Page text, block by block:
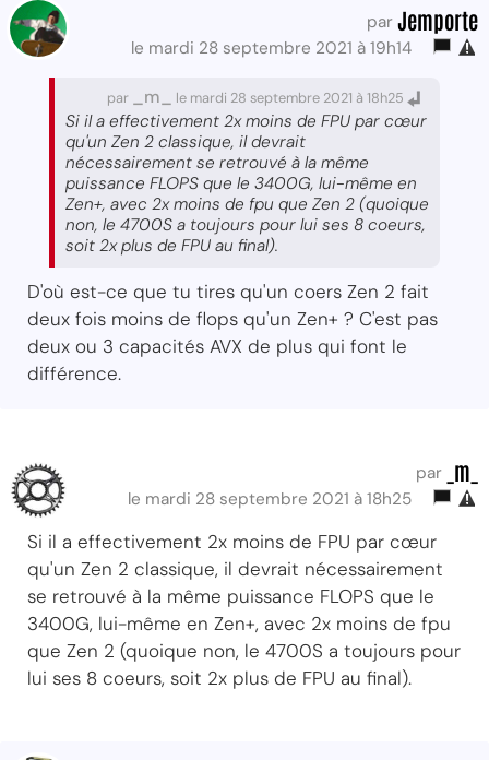
par Jemporte
le mardi 28 septembre 2021 à 19h14
par _m_ le mardi 28 septembre 2021 à 18h25
Si il a effectivement 2x moins de FPU par cœur
qu'un Zen 2 classique, il devrait
nécessairement se retrouvé à la même
puissance FLOPS que le 3400G, lui-même en
Zen+, avec 2x moins de fpu que Zen 2 (quoique
non, le 4700S a toujours pour lui ses 8 coeurs,
soit 2x plus de FPU au final).
D'où est-ce que tu tires qu'un coers Zen 2 fait
deux fois moins de flops qu'un Zen+ ? C'est pas
deux ou 3 capacités AVX de plus qui font le
différence.
par _m_
le mardi 28 septembre 2021 à 18h25
Si il a effectivement 2x moins de FPU par cœur
qu'un Zen 2 classique, il devrait nécessairement
se retrouvé à la même puissance FLOPS que le
3400G, lui-même en Zen+, avec 2x moins de fpu
que Zen 2 (quoique non, le 4700S a toujours pour
lui ses 8 coeurs, soit 2x plus de FPU au final).